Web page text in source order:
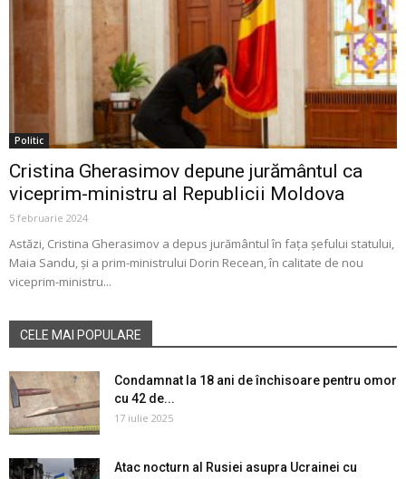
Politic
Cristina Gherasimov depune jurământul ca
viceprim-ministru al Republicii Moldova
5 februarie 2024
Astăzi, Cristina Gherasimov a depus jurământul în fața șefului statului,
Maia Sandu, și a prim-ministrului Dorin Recean, în calitate de nou
viceprim-ministru...
CELE MAI POPULARE
Condamnat la 18 ani de închisoare pentru omor
cu 42 de...
17 iulie 2025
Atac nocturn al Rusiei asupra Ucrainei cu